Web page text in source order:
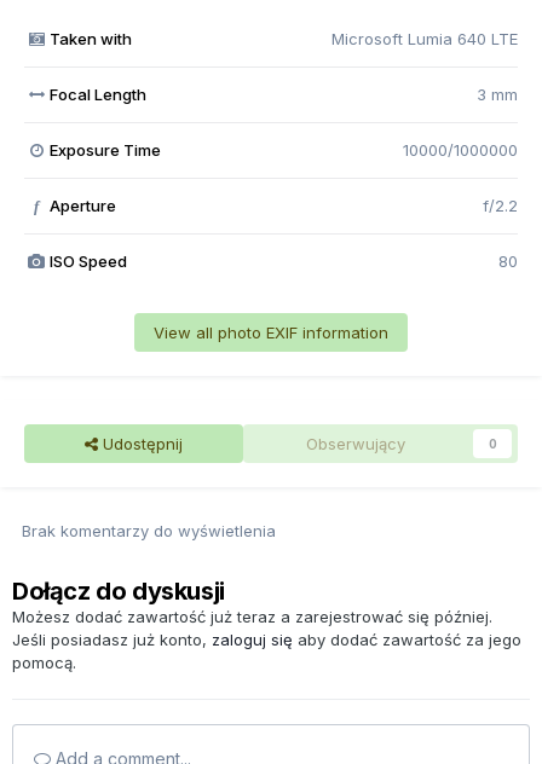
Taken with Microsoft Lumia 640 LTE
Focal Length 3 mm
Exposure Time 10000/1000000
f Aperture f/2.2
ISO Speed 80
View all photo EXIF information
Udostępnij Obserwujący 0
Brak komentarzy do wyświetlenia
Dołącz do dyskusji
Możesz dodać zawartość już teraz a zarejestrować się później.
Jeśli posiadasz już konto, zaloguj się aby dodać zawartość za jego
pomocą.
Add a comment...